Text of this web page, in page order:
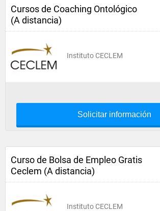
Cursos de Coaching Ontológico
(A distancia)
Instituto CECLEM
Solicitar información
Curso de Bolsa de Empleo Gratis
Ceclem (A distancia)
Instituto CECLEM